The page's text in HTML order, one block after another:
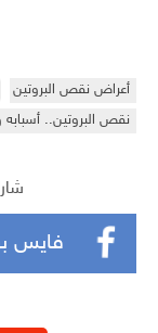
أعراض نقص البروتين
نقص البروتين..
فايس